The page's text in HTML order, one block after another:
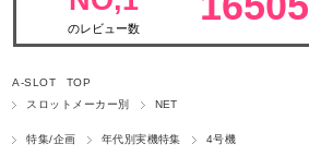
のレビュー数
A-SLOT TOP
スロットメーカー別
NET
特集/企画 年代別実機特集 4号機